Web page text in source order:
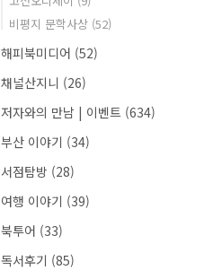
비평지 문학사상 (52)
해피북미디어 (52)
채널산지니 (26)
저자와의 만남 | 이벤트 (634)
부산 이야기 (34)
서점탐방 (28)
여행 이야기 (39)
북투어 (33)
독서후기 (85)